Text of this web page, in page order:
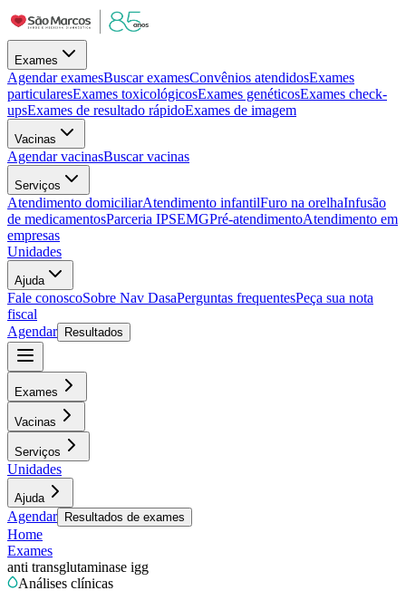
Exames
Agendar examesBuscar examesConvênios atendidosExames
particularesExames toxicológicosExames genéticosExames check-
upsExames de resultado rápidoExames de imagem
Vacinas
Agendar vacinasBuscar vacinas
Serviços
Atendimento domiciliarAtendimento infantilFuro na orelhaInfusão
de medicamentosParceria IPSEMGPré-atendimentoAtendimento em
empresas
Unidades
Ajuda
Fale conoscoSobre Nav DasaPerguntas frequentesPeça sua nota
fiscal
Agendar
Resultados
Exames
Vacinas
Serviços
Unidades
Ajuda
Agendar Resultados de exames
Home
Exames
anti transglutaminase igg
Análises clínicas